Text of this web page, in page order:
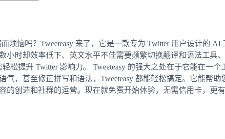
烦恼吗？Tweeteasy 来了，它是一款专为 Twitter 用户设计的
小时却效率低下、英文水平不佳需要频繁切换翻译和语法工
轻松提升 Twitter 影响力。 Tweeteasy 的强大之处在于它能在
，甚至修正拼写和语法，Tweeteasy 都能轻松搞定。它能帮
创造和社群的运营。现在就免费开始体验，无需信用卡，更有